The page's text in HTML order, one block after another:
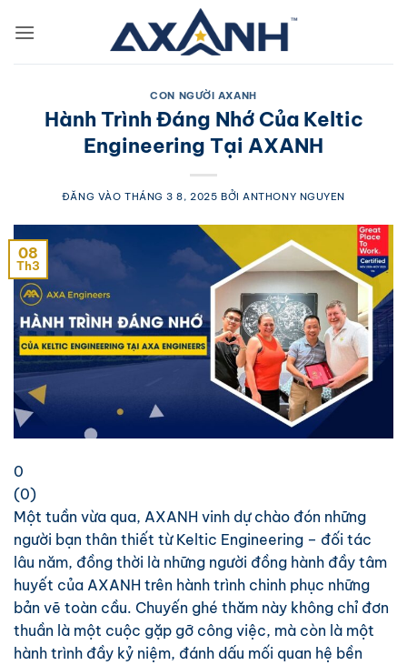
qua
CON NGƯỜI AXANH
Hành Trình Đáng Nhớ Của Keltic
Engineering Tại AXANH
ĐĂNG VÀO THÁNG 3 8, 2025 BỞI ANTHONY NGUYEN
08
Th3
0
(0)
Một tuần vừa qua, AXANH vinh dự chào đón những
người bạn thân thiết từ Keltic Engineering – đối tác
lâu năm, đồng thời là những người đồng hành đầy tâm
huyết của AXANH trên hành trình chinh phục những
bản vẽ toàn cầu. Chuyến ghé thăm này không chỉ đơn
thuần là một cuộc gặp gỡ công việc, mà còn là một
hành trình đầy kỷ niệm, đánh dấu mối quan hệ bền